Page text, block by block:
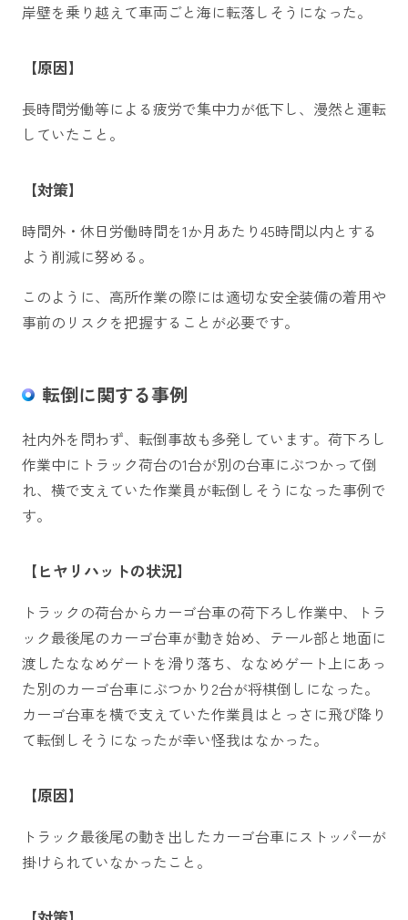
岸壁を乗り越えて車両ごと海に転落しそうになった。
【原因】
長時間労働等による疲労で集中力が低下し、漫然と運転
していたこと。
【対策】
時間外・休日労働時間を1か月あたり45時間以内とする
よう削減に努める。
このように、高所作業の際には適切な安全装備の着用や
事前のリスクを把握することが必要です。
転倒に関する事例
社内外を問わず、転倒事故も多発しています。荷下ろし
作業中にトラック荷台の1台が別の台車にぶつかって倒
れ、横で支えていた作業員が転倒しそうになった事例で
す。
【ヒヤリハットの状況】
トラックの荷台からカーゴ台車の荷下ろし作業中、トラ
ック最後尾のカーゴ台車が動き始め、テール部と地面に
渡したななめゲートを滑り落ち、ななめゲート上にあっ
た別のカーゴ台車にぶつかり2台が将棋倒しになった。
カーゴ台車を横で支えていた作業員はとっさに飛び降り
て転倒しそうになったが幸い怪我はなかった。
【原因】
トラック最後尾の動き出したカーゴ台車にストッパーが
掛けられていなかったこと。